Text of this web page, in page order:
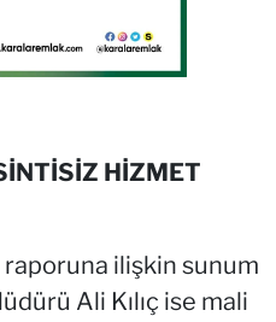
HİZMET
ilişkin sunum
Ali Kılıç ise mali